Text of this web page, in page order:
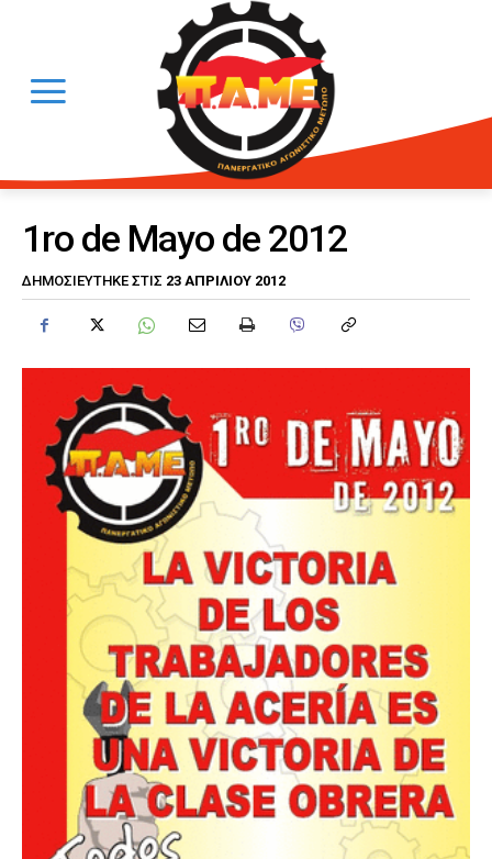
1ro de Mayo de 2012
ΔΗΜΟΣΙΕΎΤΗΚΕ ΣΤΙΣ 23 ΑΠΡΙΛΊΟΥ 2012